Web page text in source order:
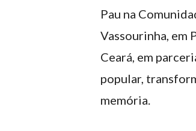
Pau na
Vassourinha, em
Ceará, em
popular,
memória.